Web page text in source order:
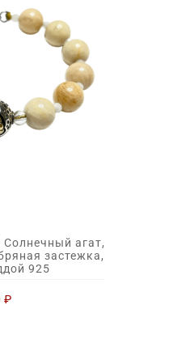
агат,
застежка,
925
₽